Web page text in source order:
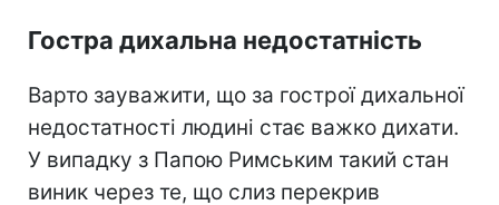
Гостра дихальна недостатність
Варто зауважити, що за гострої дихальної
недостатності людині стає важко дихати.
У випадку з Папою Римським такий стан
виник через те, що слиз перекрив